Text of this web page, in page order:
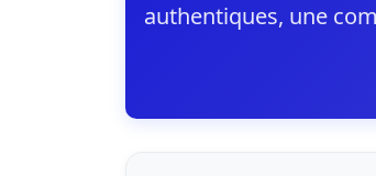
authentiques, une